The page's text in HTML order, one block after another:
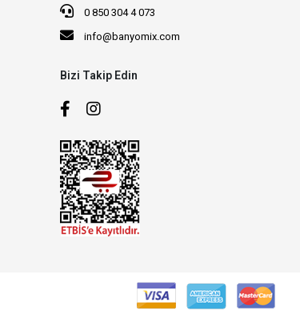
0 850 304 4 073
info@banyomix.com
Bizi Takip Edin